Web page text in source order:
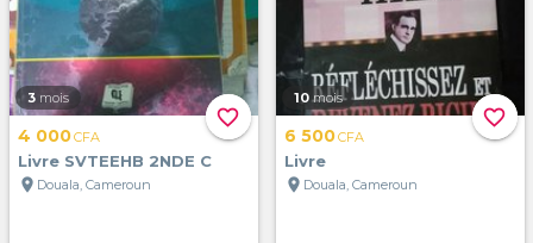
favorite_border
3 mois
4 000CFA
Livre SVTEEHB 2NDE C
location_on Douala, Cameroun
favorite_border
10 mois
6 500CFA
Livre
location_on Douala, Cameroun